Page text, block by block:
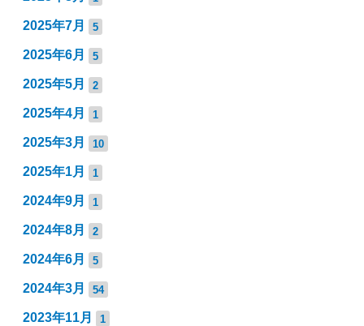
2025年7月 5
2025年6月 5
2025年5月 2
2025年4月 1
2025年3月 10
2025年1月 1
2024年9月 1
2024年8月 2
2024年6月 5
2024年3月 54
2023年11月 1